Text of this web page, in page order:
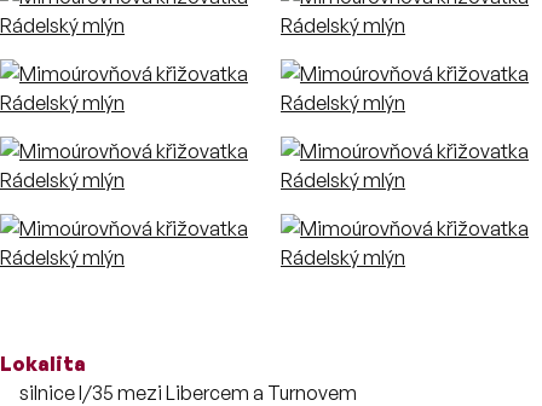
Více o stavbě
Lokalita
silnice I/35 mezi Libercem a Turnovem